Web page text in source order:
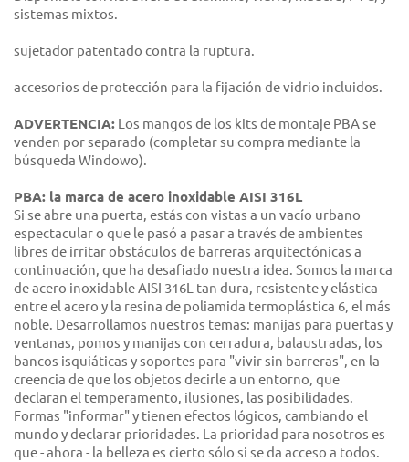
sistemas mixtos.
sujetador patentado contra la ruptura.
accesorios de protección para la fijación de vidrio incluidos.
ADVERTENCIA: Los mangos de los kits de montaje PBA se
venden por separado (completar su compra mediante la
búsqueda Windowo).
PBA: la marca de acero inoxidable AISI 316L
Si se abre una puerta, estás con vistas a un vacío urbano
espectacular o que le pasó a pasar a través de ambientes
libres de irritar obstáculos de barreras arquitectónicas a
continuación, que ha desafiado nuestra idea. Somos la marca
de acero inoxidable AISI 316L tan dura, resistente y elástica
entre el acero y la resina de poliamida termoplástica 6, el más
noble. Desarrollamos nuestros temas: manijas para puertas y
ventanas, pomos y manijas con cerradura, balaustradas, los
bancos isquiáticas y soportes para "vivir sin barreras", en la
creencia de que los objetos decirle a un entorno, que
declaran el temperamento, ilusiones, las posibilidades.
Formas "informar" y tienen efectos lógicos, cambiando el
mundo y declarar prioridades. La prioridad para nosotros es
que - ahora - la belleza es cierto sólo si se da acceso a todos.